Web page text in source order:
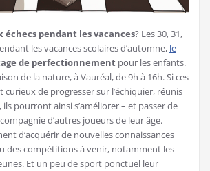
échecs pendant les vacances? Les 30, 31,
les vacances scolaires d’automne, le
de perfectionnement pour les enfants.
de la nature, à Vauréal, de 9h à 16h. Si ces
curieux de progresser sur l’échiquier, réunis
pourront ainsi s’améliorer – et passer de
d’autres joueurs de leur âge.
d’acquérir de nouvelles connaissances
des compétitions à venir, notamment les
Et un peu de sport ponctuel leur